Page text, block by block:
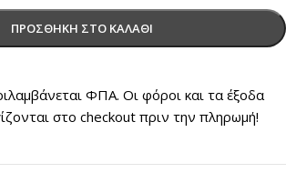
ΠΡΟΣΘΉΚΗ ΣΤΟ ΚΑΛΆΘΙ
ΦΠΑ. Οι φόροι και τα έξοδα
στο checkout πριν την πληρωμή!